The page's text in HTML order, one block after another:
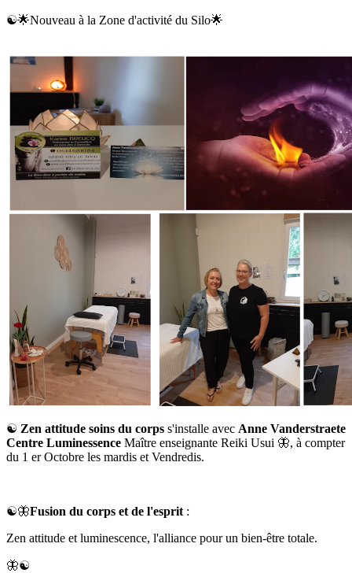
☯️🌟Nouveau à la Zone d'activité du Silo🌟
☯️ Zen attitude soins du corps s'installe avec Anne Vanderstraete
Centre Luminessence Maître enseignante Reiki Usui 🦋, à compter
du 1 er Octobre les mardis et Vendredis.
☯️🦋Fusion du corps et de l'esprit :
Zen attitude et luminescence, l'alliance pour un bien-être totale.
🦋☯️